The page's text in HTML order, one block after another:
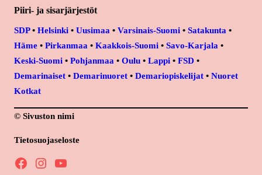
Piiri- ja sisarjärjestöt
SDP• Helsinki • Uusimaa • Varsinais-Suomi • Satakunta •
Häme • Pirkanmaa • Kaakkois-Suomi • Savo-Karjala •
Keski-Suomi • Pohjanmaa • Oulu • Lappi • FSD •
Demarinaiset • Demarinuoret • Demariopiskelijat • Nuoret
Kotkat
© Sivuston nimi
Tietosuojaseloste
Facebook Instagram YouTube